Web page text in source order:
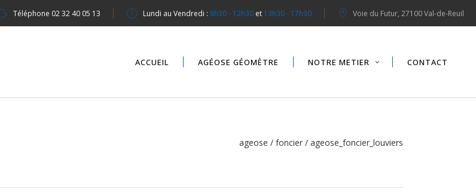
Téléphone 02 32 40 05 13 Lundi au Vendredi : 8h30 - 12h30 et 13h30 - 17h30 Voie du Futur, 27100 Val-de-Reuil
ACCUEIL AGÉOSE GÉOMÈTRE NOTRE METIER CONTACT
ageose / foncier / ageose_foncier_louviers